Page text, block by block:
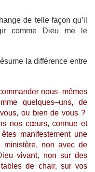
de telle façon qu’il
comme Dieu me le
la différence entre
nous–mêmes
quelques–uns, de
ou bien de vous ?
nos cœurs, connue et
manifestement une
ministère, non avec de
vivant, non sur des
de chair, sur vos